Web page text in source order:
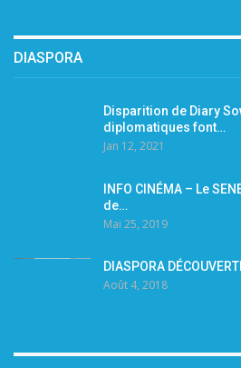
DIASPORA
Disparition de Diary
diplomatiques font…
Jan 12, 2021
INFO CINÉMA – Le
de…
Mai 25, 2019
DIASPORA
Août 4, 2018